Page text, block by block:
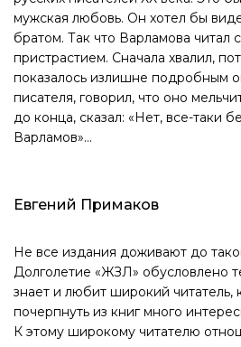
мужская любовь. Он хотел бы
братом. Так что Варламова читал
пристрастием. Сначала хвалил,
показалось излишне подробным
писателя, говорил, что оно
до конца, сказал: «Нет, все-таки
Варламов»...
Евгений Примаков
Не все издания доживают до
Долголетие «ЖЗЛ» обусловлено
знает и любит широкий читатель,
почерпнуть из книг много
К этому широкому читателю